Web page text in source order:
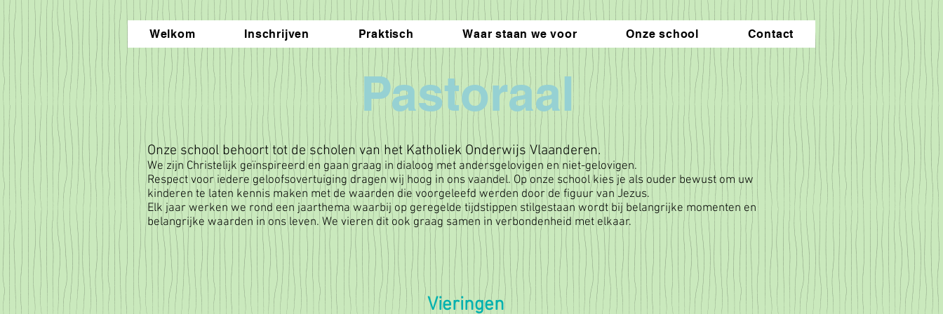
Welkom Inschrijven Praktisch Waar staan we voor Onze school Contact
Pastoraal
Onze school behoort tot de scholen van het Katholiek Onderwijs Vlaanderen.
We zijn Christelijk geïnspireerd en gaan graag in dialoog met andersgelovigen en niet-gelovigen.
Respect voor iedere geloofsovertuiging dragen wij hoog in ons vaandel. Op onze school kies je als ouder bewust om uw
kinderen te laten kennis maken met de waarden die voorgeleefd werden door de figuur van Jezus.
Elk jaar werken we rond een jaarthema waarbij op geregelde tijdstippen stilgestaan wordt bij belangrijke momenten en
belangrijke waarden in ons leven. We vieren dit ook graag samen in verbondenheid met elkaar.
Vieringen